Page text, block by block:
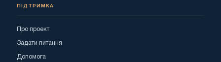
ПІДТРИМКА
Про проект
Задати питання
Допомога